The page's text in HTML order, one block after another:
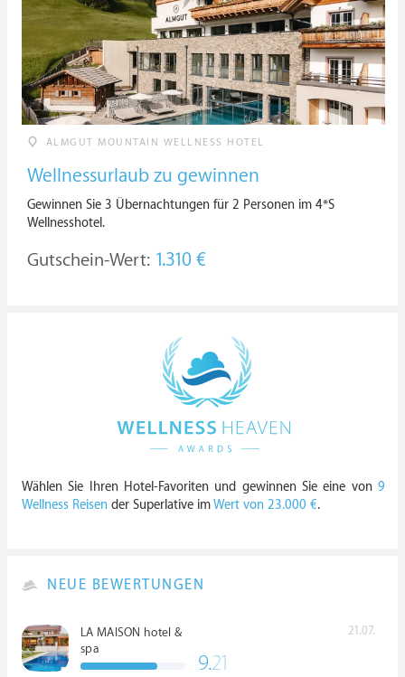
ALMGUT MOUNTAIN WELLNESS HOTEL
Wellnessurlaub zu gewinnen
Gewinnen Sie 3 Übernachtungen für 2 Personen im 4*S
Wellnesshotel.
Gutschein-Wert: 1.310 €
Wählen Sie Ihren Hotel-Favoriten und gewinnen Sie eine von 9
Wellness Reisen der Superlative imWert von 23.000 €.
NEUE BEWERTUNGEN
LA MAISON hotel &
spa
21.07.
9.21